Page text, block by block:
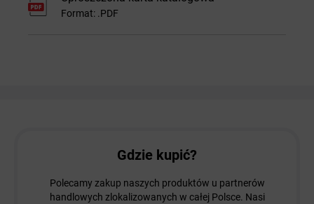
Format: .PDF
Gdzie kupić?
Polecamy zakup naszych produktów u partnerów
handlowych zlokalizowanych w całej Polsce. Nasi